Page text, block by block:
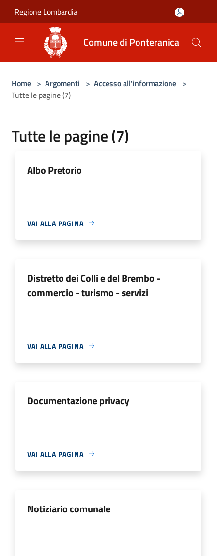
Regione Lombardia
Comune di Ponteranica
Home > Argomenti > Accesso all'informazione >
Tutte le pagine (7)
Tutte le pagine (7)
Albo Pretorio
VAI ALLA PAGINA
Distretto dei Colli e del Brembo -
commercio - turismo - servizi
VAI ALLA PAGINA
Documentazione privacy
VAI ALLA PAGINA
Notiziario comunale